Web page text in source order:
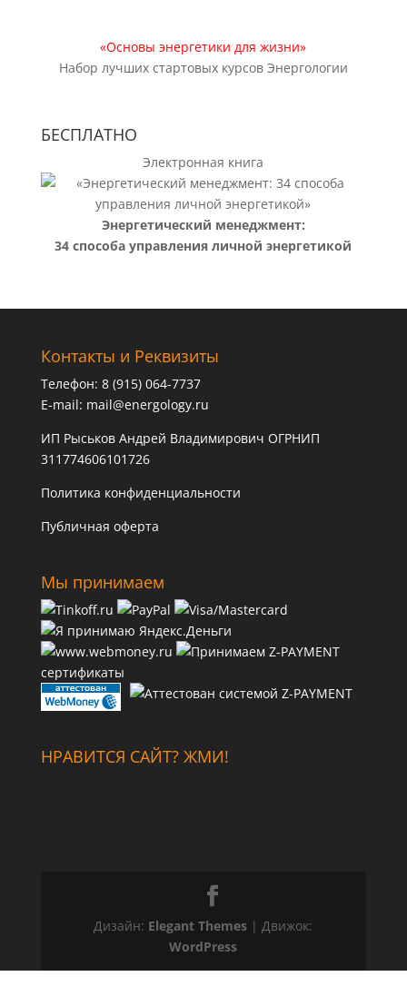
«Основы энергетики для жизни»
Набор лучших стартовых курсов Энергологии
БЕСПЛАТНО
Электронная книга
Энергетический менеджмент:
34 способа управления личной энергетикой
Контакты и Реквизиты
Телефон: 8 (915) 064-7737
E-mail: mail@energology.ru
ИП Рыськов Андрей Владимирович ОГРНИП
311774606101726
Политика конфиденциальности
Публичная оферта
Мы принимаем
сертификаты
НРАВИТСЯ САЙТ? ЖМИ!
Дизайн: Elegant Themes | Движок:
WordPress